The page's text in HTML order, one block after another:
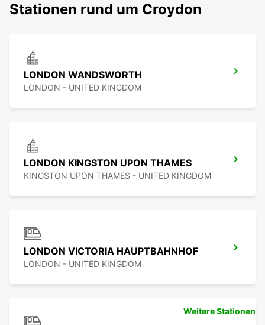
Stationen rund um Croydon
LONDON WANDSWORTH
LONDON - UNITED KINGDOM
LONDON KINGSTON UPON THAMES
KINGSTON UPON THAMES - UNITED KINGDOM
LONDON VICTORIA HAUPTBAHNHOF
LONDON - UNITED KINGDOM
Weitere Stationen